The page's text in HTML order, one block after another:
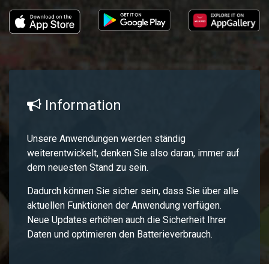
Information
Unsere Anwendungen werden ständig
weiterentwickelt, denken Sie also daran, immer auf
dem neuesten Stand zu sein.
Dadurch können Sie sicher sein, dass Sie über alle
aktuellen Funktionen der Anwendung verfügen.
Neue Updates erhöhen auch die Sicherheit Ihrer
Daten und optimieren den Batterieverbrauch.